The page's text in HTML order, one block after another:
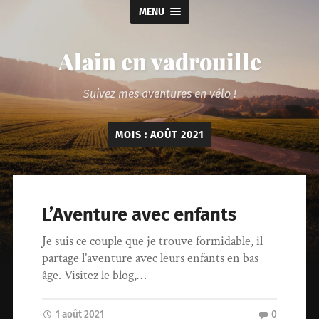
MENU
Alain en vadrouille
Suivez mes aventures en vélo !
MOIS : AOÛT 2021
L’Aventure avec enfants
Je suis ce couple que je trouve formidable, il
partage l’aventure avec leurs enfants en bas
âge. Visitez le blog,…
1 août 2021 0